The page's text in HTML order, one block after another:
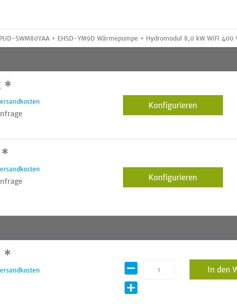
SWM80YAA + EHSD-YM9D Wärmepumpe + Hydromodul 8,0 kW WiFi 400
*
Konfigurieren
*
Konfigurieren
*
In den